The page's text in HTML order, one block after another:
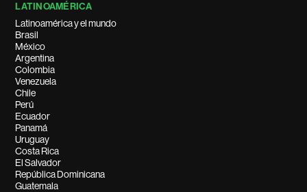
LATINOAMÉRICA
Latinoamérica y el mundo
Brasil
México
Argentina
Colombia
Venezuela
Chile
Perú
Ecuador
Panamá
Uruguay
Costa Rica
El Salvador
República Dominicana
Guatemala